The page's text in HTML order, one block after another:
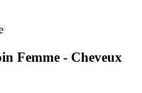
Femme - Cheveux